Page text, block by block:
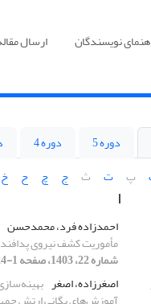
نویسندگان ارسال
دوره 5 دوره 4
پ ت ث ج چ ح خ
ا
احمدزاده فرد، محمدحسن
مأموریت‌ کشف نیروی
شماره 22، 1403، صفحه 1-24]
اصغرزاده، اصغر